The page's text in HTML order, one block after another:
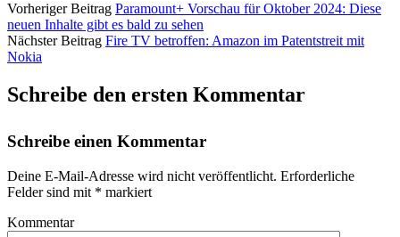
Vorheriger Beitrag Paramount+ Vorschau für Oktober 2024: Diese
neuen Inhalte gibt es bald zu sehen
Nächster Beitrag Fire TV betroffen: Amazon im Patentstreit mit
Nokia
Schreibe den ersten Kommentar
Schreibe einen Kommentar
Deine E-Mail-Adresse wird nicht veröffentlicht. Erforderliche
Felder sind mit * markiert
Kommentar